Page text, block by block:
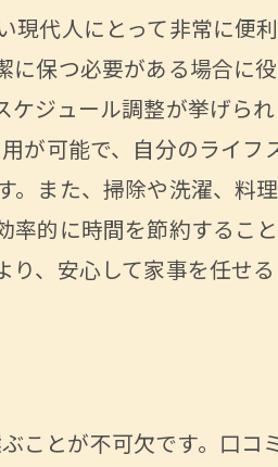
現代人にとって非常に便利
に保つ必要がある場合に
ケジュール調整が挙げら
が可能で、自分のライフ
。また、掃除や洗濯、料理
率的に時間を節約すること
、安心して家事を任せ
ことが不可欠です。口コ